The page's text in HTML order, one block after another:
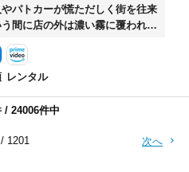
パトカーが慌ただしく街を往来
間に店の外は濃い霧に覆われ
ために外に出た店員のジム（ウ
ラー）が不気味な物体に襲われ
々は次第に理性を失いはじ
レンタル
/ 24006件中
1201 次へ